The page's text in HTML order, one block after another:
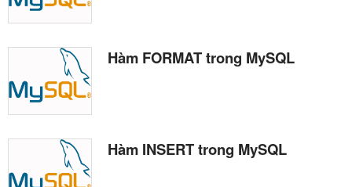
Hàm FORMAT trong MySQL
Hàm INSERT trong MySQL